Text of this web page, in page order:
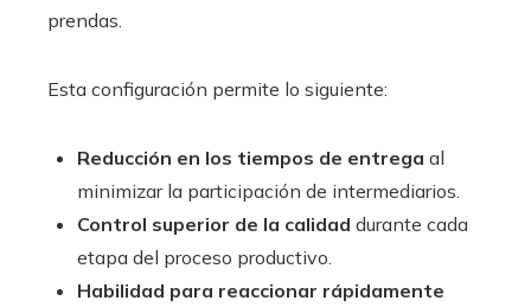
prendas.
Esta configuración permite lo siguiente:
Reducción en los tiempos de entrega al
minimizar la participación de intermediarios.
Control superior de la calidad durante cada
etapa del proceso productivo.
Habilidad para reaccionar rápidamente